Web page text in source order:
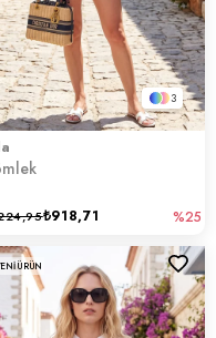
3
₺918,71 %25
ÜRÜN